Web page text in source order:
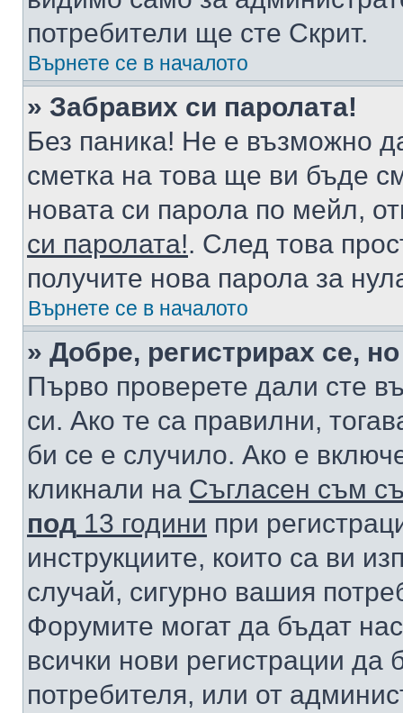
потребители ще сте Скрит.
Върнете се в началото
» Забравих си паролата!
Без паника! Не е възможно
сметка на това ще ви бъде
новата си парола по мейл,
си паролата!. След това
получите нова парола за
Върнете се в началото
» Добре, регистрирах се,
Първо проверете дали сте
си. Ако те са правилни,
би се е случило. Ако е
кликнали на Съгласен съм
под 13 години при
инструкциите, които са ви
случай, сигурно вашия
Форумите могат да бъдат
всички нови регистрации да
потребителя, или от